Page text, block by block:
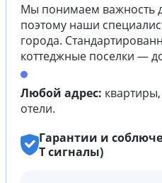
Мы понимаем важность
поэтому наши
города.
коттеджные поселки —
Любой адрес:
отели.
Гарантии и
T сигналы)